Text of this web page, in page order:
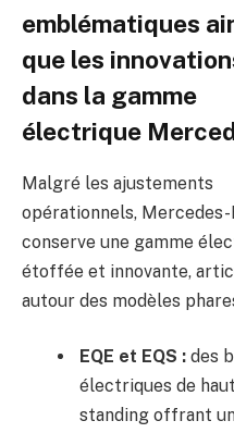
emblématiques
que les
dans la gamme
électrique
Malgré les ajustements
opérationnels, Mercedes-
conserve une gamme
étoffée et innovante,
autour des modèles
EQE et EQS : des
électriques de haut
standing offrant